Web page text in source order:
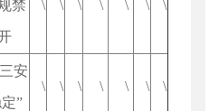
禁 \ \ \ \ \ \ \
安
”
\ \ \ \ \ \ \